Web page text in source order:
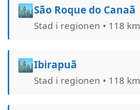
🏙️São Roque do Canaã
Stad i regionen • 118 km
🏙️Ibirapuã
Stad i regionen • 118 km